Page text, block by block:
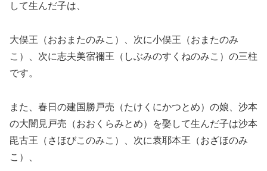
して生んだ子は、
大俣王（おおまたのみこ）、次に小俣王（おまたのみ
こ）、次に志夫美宿禰王（しぶみのすくねのみこ）の三柱
です。
また、春日の建国勝戸売（たけくにかつとめ）の娘、沙本
の大闇見戸売（おおくらみとめ）を娶して生んだ子は沙本
毘古王（さほびこのみこ）、次に袁耶本王（おざほのみ
こ）、